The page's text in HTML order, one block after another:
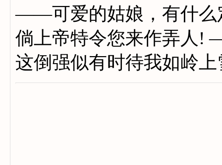
——可爱的姑娘，有什么
倘上帝特令您来作弄人
这倒强似有时待我如岭上